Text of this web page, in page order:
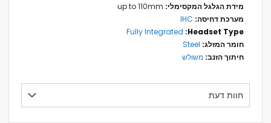
IHC
Fully Integrated
Steel
משולש
חוות דעת